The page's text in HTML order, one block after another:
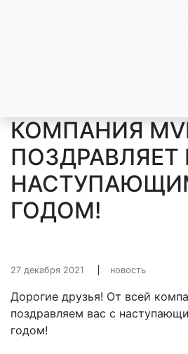
КОМПАНИЯ
ПОЗДРАВЛЯЕТ
ГОДОМ!
27 декабря 2021 новость
Дорогие друзья! От всей
поздравляем вас с
годом!